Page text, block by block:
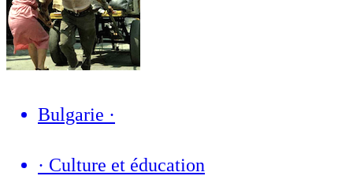
Bulgarie ·
· Culture et éducation